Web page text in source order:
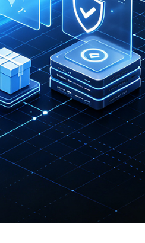
流量规则，多语言内容一